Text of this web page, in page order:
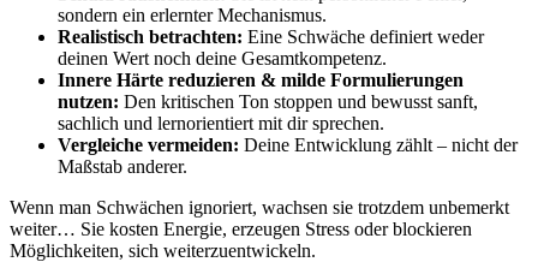
sondern ein erlernter Mechanismus.
Realistisch betrachten: Eine Schwäche definiert weder
deinen Wert noch deine Gesamtkompetenz.
Innere Härte reduzieren & milde Formulierungen
nutzen: Den kritischen Ton stoppen und bewusst sanft,
sachlich und lernorientiert mit dir sprechen.
Vergleiche vermeiden: Deine Entwicklung zählt – nicht der
Maßstab anderer.
Wenn man Schwächen ignoriert, wachsen sie trotzdem unbemerkt
weiter… Sie kosten Energie, erzeugen Stress oder blockieren
Möglichkeiten, sich weiterzuentwickeln.